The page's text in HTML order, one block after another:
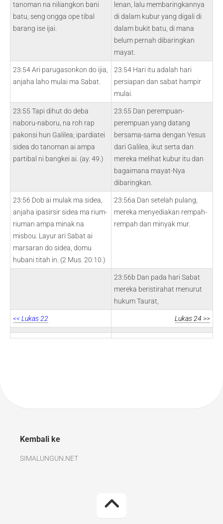
tanoman na niliangkon bani
batu, seng ongga ope tibal
barang ise ijai.
lenan, lalu membaringkannya
di dalam kubur yang digali di
dalam bukit batu, di mana
belum pernah dibaringkan
mayat.
23:54 Ari parugasonkon do ijia,
anjaha laho mulai ma Sabat.
23:54 Hari itu adalah hari
persiapan dan sabat hampir
mulai.
23:55 Tapi dihut do deba
naboru-naboru, na roh rap
pakonsi hun Galilea; ipardiatei
sidea do tanoman ai ampa
partibal ni bangkei ai. (ay. 49.)
23:55 Dan perempuan-
perempuan yang datang
bersama-sama dengan Yesus
dari Galilea, ikut serta dan
mereka melihat kubur itu dan
bagaimana mayat-Nya
dibaringkan.
23:56 Dob ai mulak ma sidea,
anjaha ipasirsir sidea ma rium-
riuman ampa minak na
misbou. Layur ari Sabat ai
marsaran do sidea, domu
hubani titah in. (2 Mus. 20:10.)
23:56a Dan setelah pulang,
mereka menyediakan rempah-
rempah dan minyak mur.
23:56b Dan pada hari Sabat
mereka beristirahat menurut
hukum Taurat,
<< Lukas 22 Lukas 24 >>
Kembali ke
SIMALUNGUN.NET